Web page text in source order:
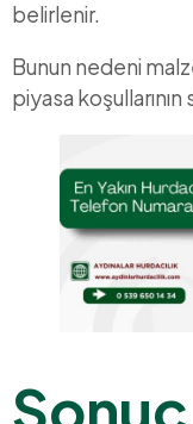
belirlenir.
Bunun nedeni
piyasa